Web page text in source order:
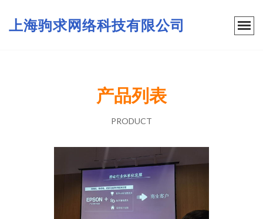
上海驹求网络科技有限公司
产品列表
PRODUCT